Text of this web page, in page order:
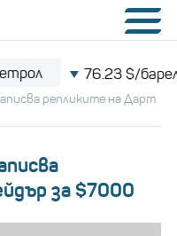
76.23 $/барел
репликите на Дарт
за $7000